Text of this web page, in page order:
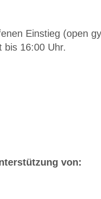
Einstieg (open
bis 16:00 Uhr.
von: